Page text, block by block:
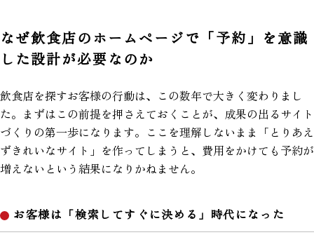
なぜ飲食店のホームページで「予約」を意識
した設計が必要なのか
飲食店を探すお客様の行動は、この数年で大きく変わりまし
た。まずはこの前提を押さえておくことが、成果の出るサイト
づくりの第一歩になります。ここを理解しないまま「とりあえ
ずきれいなサイト」を作ってしまうと、費用をかけても予約が
増えないという結果になりかねません。
お客様は「検索してすぐに決める」時代になった